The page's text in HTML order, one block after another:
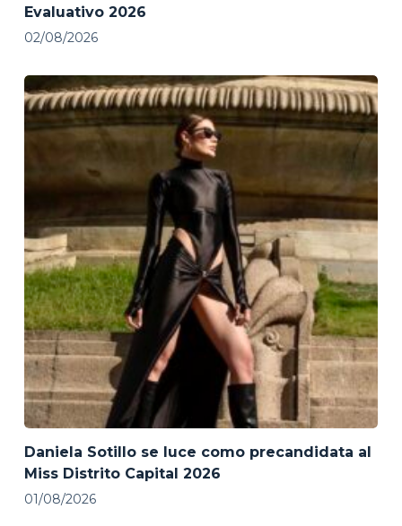
Evaluativo 2026
02/08/2026
Daniela Sotillo se luce como precandidata al
Miss Distrito Capital 2026
01/08/2026